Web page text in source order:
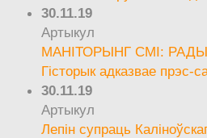
30.11.19
Артыкул
МАНІТОРЫНГ СМІ:
Гісторык адказвае прэс-
30.11.19
Артыкул
Лепін супраць